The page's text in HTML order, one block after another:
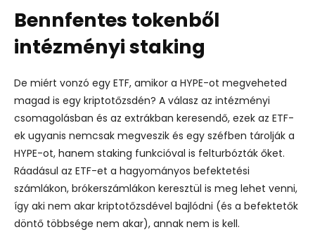
Bennfentes tokenből
intézményi staking
De miért vonzó egy ETF, amikor a HYPE-ot megveheted
magad is egy kriptotőzsdén? A válasz az intézményi
csomagolásban és az extrákban keresendő, ezek az ETF-
ek ugyanis nemcsak megveszik és egy széfben tárolják a
HYPE-ot, hanem staking funkcióval is felturbózták őket.
Ráadásul az ETF-et a hagyományos befektetési
számlákon, brókerszámlákon keresztül is meg lehet venni,
így aki nem akar kriptotőzsdével bajlódni (és a befektetők
döntő többsége nem akar), annak nem is kell.